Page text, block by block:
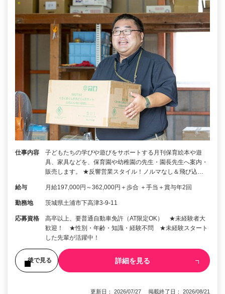
仕事内容
子どもたちの学びや遊びをサポートする月刊保育絵本や遊
具、家具などを、保育園や幼稚園の先生・園長先生へ案内・
販売します。 ★反響営業スタイル！ノルマなし＆飛び込…
給与 月給197,000円～362,000円＋歩合 ＋手当＋賞与年2回
勤務地 茨城県土浦市下高津3-9-11
応募資格
高卒以上、要普通自動車免許（AT限定OK） ★未経験者大
歓迎！ ★性別・年齢・知識・経験不問 ★未経験スタート
した先輩が活躍中！
後で見る 詳細を見る
更新日： 2026/07/27 掲載終了日： 2026/08/21